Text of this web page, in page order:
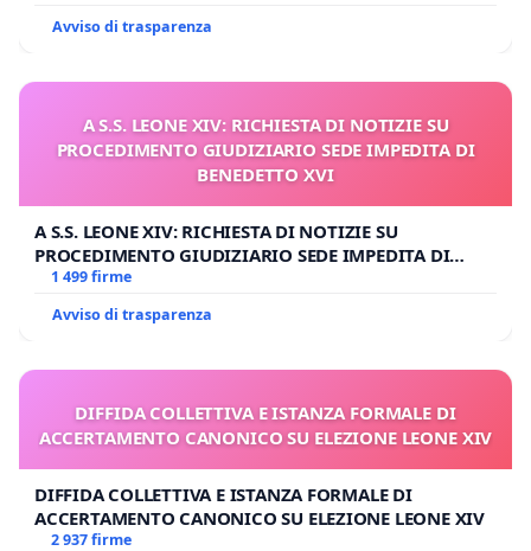
Avviso di trasparenza
A S.S. LEONE XIV: RICHIESTA DI NOTIZIE SU
PROCEDIMENTO GIUDIZIARIO SEDE IMPEDITA DI
BENEDETTO XVI
A S.S. LEONE XIV: RICHIESTA DI NOTIZIE SU
PROCEDIMENTO GIUDIZIARIO SEDE IMPEDITA DI
BENEDETTO XVI
1 499 firme
Avviso di trasparenza
DIFFIDA COLLETTIVA E ISTANZA FORMALE DI
ACCERTAMENTO CANONICO SU ELEZIONE LEONE XIV
DIFFIDA COLLETTIVA E ISTANZA FORMALE DI
ACCERTAMENTO CANONICO SU ELEZIONE LEONE XIV
2 937 firme